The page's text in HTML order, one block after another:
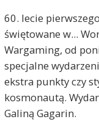
60. lecie
świętowane w...
Wargaming, od
specjalne
ekstra punkty czy
kosmonautą.
Galiną Gagarin.